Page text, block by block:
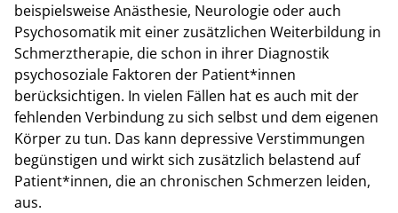
beispielsweise Anästhesie, Neurologie oder auch
Psychosomatik mit einer zusätzlichen Weiterbildung in
Schmerztherapie, die schon in ihrer Diagnostik
psychosoziale Faktoren der Patient*innen
berücksichtigen. In vielen Fällen hat es auch mit der
fehlenden Verbindung zu sich selbst und dem eigenen
Körper zu tun. Das kann depressive Verstimmungen
begünstigen und wirkt sich zusätzlich belastend auf
Patient*innen, die an chronischen Schmerzen leiden,
aus.